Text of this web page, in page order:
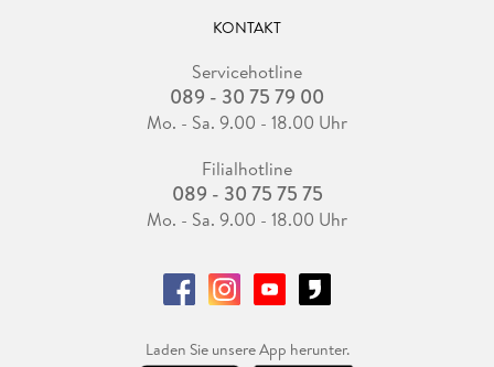
KONTAKT
Servicehotline
089 - 30 75 79 00
Mo. - Sa. 9.00 - 18.00 Uhr
Filialhotline
089 - 30 75 75 75
Mo. - Sa. 9.00 - 18.00 Uhr
Laden Sie unsere App herunter.